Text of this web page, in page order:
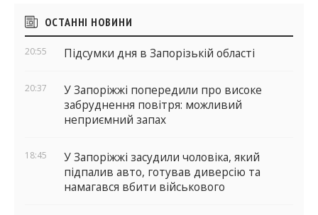
Бічні
віджети
ОСТАННІ НОВИНИ
20:55 Підсумки дня в Запорізькій області
20:37
У Запоріжжі попередили про високе
забруднення повітря: можливий
неприємний запах
18:45
У Запоріжжі засудили чоловіка, який
підпалив авто, готував диверсію та
намагався вбити військового